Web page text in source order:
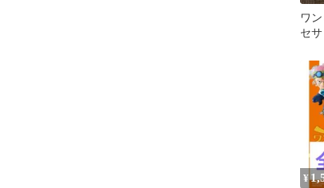
ワ
セサ
¥